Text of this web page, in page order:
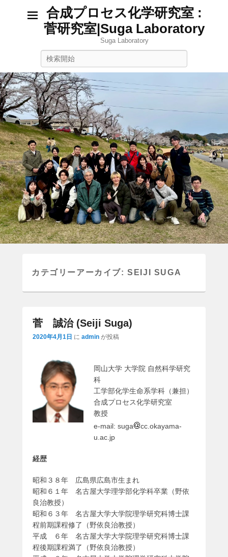
合成プロセス化学研究室 :
菅研究室|Suga Laboratory
Suga Laboratory
カテゴリーアーカイブ:SEIJI SUGA
菅 誠治 (Seiji Suga)
2020年4月1日 に admin が投稿
岡山大学 大学院 自然科学研究
科
工学部化学生命系学科（兼担）
合成プロセス化学研究室
教授
e-mail: suga
cc.okayama-
u.ac.jp
経歴
昭和３８年 広島県広島市生まれ
昭和６１年 名古屋大学理学部化学科卒業（野依
良治教授）
昭和６３年 名古屋大学大学院理学研究科博士課
程前期課程修了（野依良治教授）
平成 ６年 名古屋大学大学院理学研究科博士課
程後期課程満了（野依良治教授）